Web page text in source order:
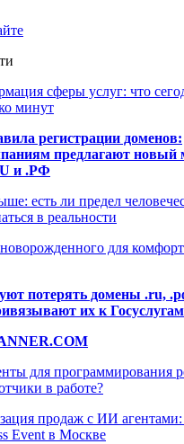
сферы услуг: что
минут
регистрации доменов:
предлагают новый
и .РФ
есть ли предел
в реальности
для
потерять домены .ru,
их к Госуслугам
для программирования
в работе?
продаж с ИИ
Event в Москве